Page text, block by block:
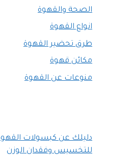
الصحة والقهوة
انواع القهوة
طرق تحضير القهوة
مكائن قهوة
منوعات عن القهوة
دليلك عن كبسولات
للتخسيس وفقدان الوزن